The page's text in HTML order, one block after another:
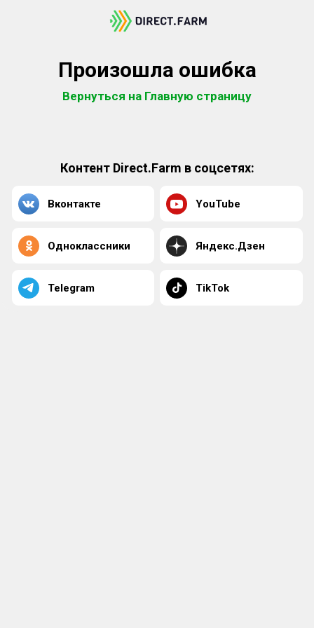
Произошла ошибка
Вернуться на Главную страницу
Контент Direct.Farm в соцсетях:
Вконтакте YouTube
Одноклассники Яндекс.Дзен
Telegram TikTok